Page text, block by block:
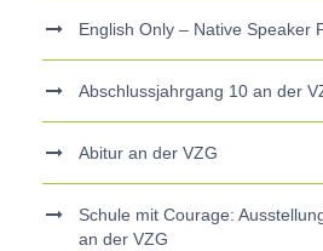
English Only – Native Speaker
Abschlussjahrgang 10 an der
Abitur an der VZG
Schule mit Courage:
an der VZG